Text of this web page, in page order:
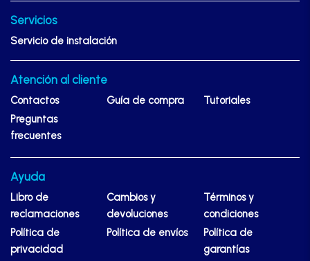
Servicios
Servicio de instalación
Atención al cliente
Contactos Guía de compra
Tutoriales
Preguntas
frecuentes
Ayuda
Libro de
reclamaciones
Cambios y
devoluciones
Términos y
condiciones
Política de
privacidad
Política de envíos
Política de
garantías